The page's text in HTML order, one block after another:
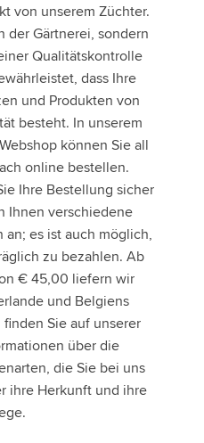
von unserem Züchter.
der Gärtnerei, sondern
Qualitätskontrolle
dass Ihre
und Produkten von
besteht. In unserem
können Sie all
online bestellen.
Ihre Bestellung sicher
Ihnen verschiedene
es ist auch möglich,
zu bezahlen. Ab
€ 45,00 liefern wir
und Belgiens
Sie auf unserer
über die
die Sie bei uns
ihre Herkunft und ihre